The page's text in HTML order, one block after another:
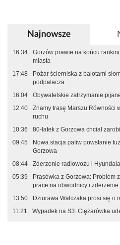
Najnowsze
16:34
Gorzów prawie na końcu
miasta
17:48
Pożar ścierniska z balotami
podpalacza
16:04
Obywatelskie zatrzymanie
12:40
Znamy trasę Marszu Równości
ruchu
10:36
80-latek z Gorzowa chciał
09:45
Nowa stacja paliw powstanie
Gorzowa
08:44
Zderzenie radiowozu i
05:39
Prasówka z Gorzowa: Problem
prace na obwodnicy i zderzenie
13:50
Dziurawa Walczaka prosi się o
11:21
Wypadek na S3. Ciężarówka